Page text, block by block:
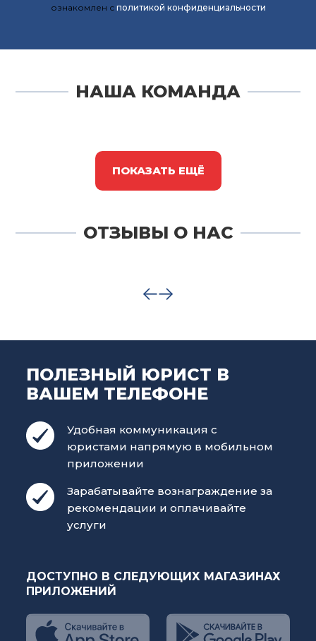
ознакомлен с политикой конфиденциальности
НАША КОМАНДА
ПОКАЗАТЬ ЕЩЁ
ОТЗЫВЫ О НАС
ПОЛЕЗНЫЙ ЮРИСТ В
ВАШЕМ ТЕЛЕФОНЕ
Удобная коммуникация с
юристами напрямую в мобильном
приложении
Зарабатывайте вознаграждение за
рекомендации и оплачивайте
услуги
ДОСТУПНО В СЛЕДУЮЩИХ МАГАЗИНАХ
ПРИЛОЖЕНИЙ